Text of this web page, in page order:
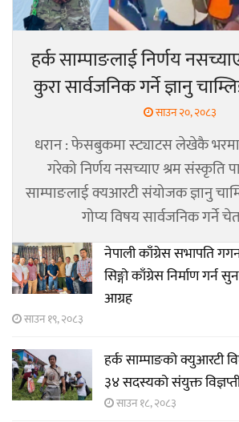
हर्क साम्पाङलाई निर्णय नसच्याए
कुरा सार्वजनिक गर्ने ज्ञानु
साउन २०, २०८३
धरान : फेसबुकमा स्ट्याटस लेखेकै
गरेको निर्णय नसच्याए श्रम संस्कृति
साम्पाङलाई क्यआरटी संयोजक ज्ञानु
गोप्य विषय सार्वजनिक गर्ने
नेपाली काँग्रेस सभापति
सिङ्गो काँग्रेस निर्माण गर्न
आग्रह
साउन १९, २०८३
हर्क साम्पाङको क्युआरटी
३४ सदस्यको संयुक्त
साउन १८, २०८३